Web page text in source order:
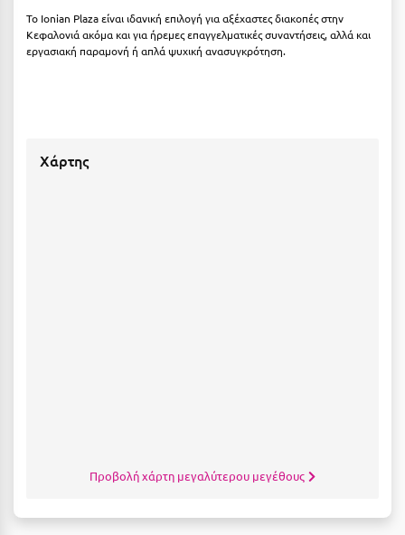
Μπαλί Κρήτης
Μπάνσκο
Μυστράς
Νέοι Πόροι Πιερίας
Το Ionian Plaza είναι ιδανική επιλογή για αξέχαστες διακοπές στην
Κεφαλονιά ακόμα και για ήρεμες επαγγελματικές συναντήσεις, αλλά και
εργασιακή παραμονή ή απλά ψυχική ανασυγκρότηση.
Χάρτης
Προβολή χάρτη μεγαλύτερου μεγέθους